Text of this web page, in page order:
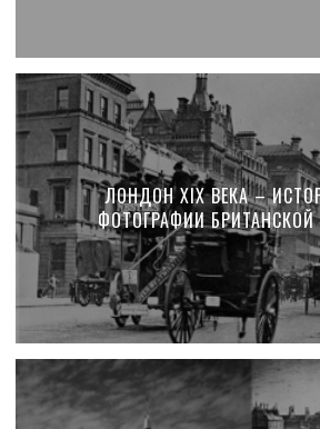
ЛОНДОН XIX ВЕКА –
ФОТОГРАФИИ